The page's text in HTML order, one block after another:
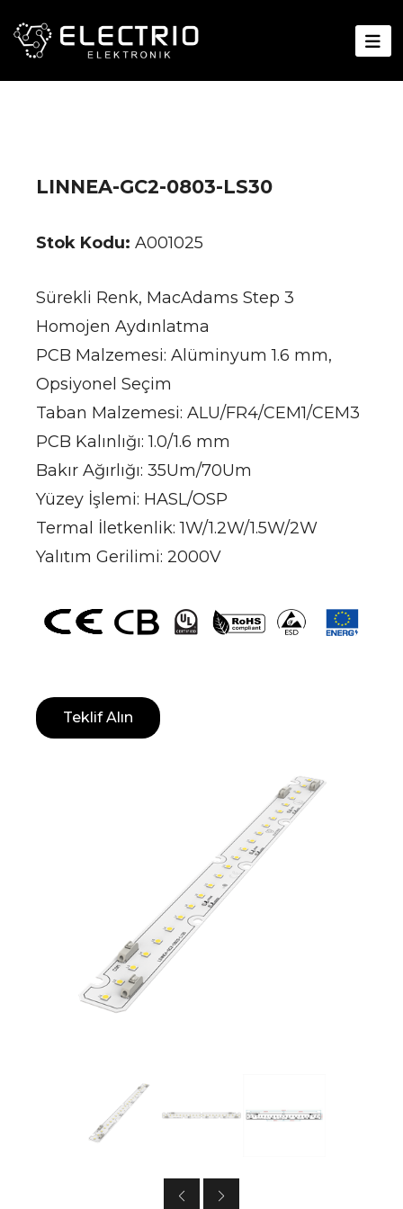
LINNEA-GC2-0803-LS30
Stok Kodu: A001025
Sürekli Renk, MacAdams Step 3
Homojen Aydınlatma
PCB Malzemesi: Alüminyum 1.6 mm,
Opsiyonel Seçim
Taban Malzemesi: ALU/FR4/CEM1/CEM3
PCB Kalınlığı: 1.0/1.6 mm
Bakır Ağırlığı: 35Um/70Um
Yüzey İşlemi: HASL/OSP
Termal İletkenlik: 1W/1.2W/1.5W/2W
Yalıtım Gerilimi: 2000V
Teklif Alın